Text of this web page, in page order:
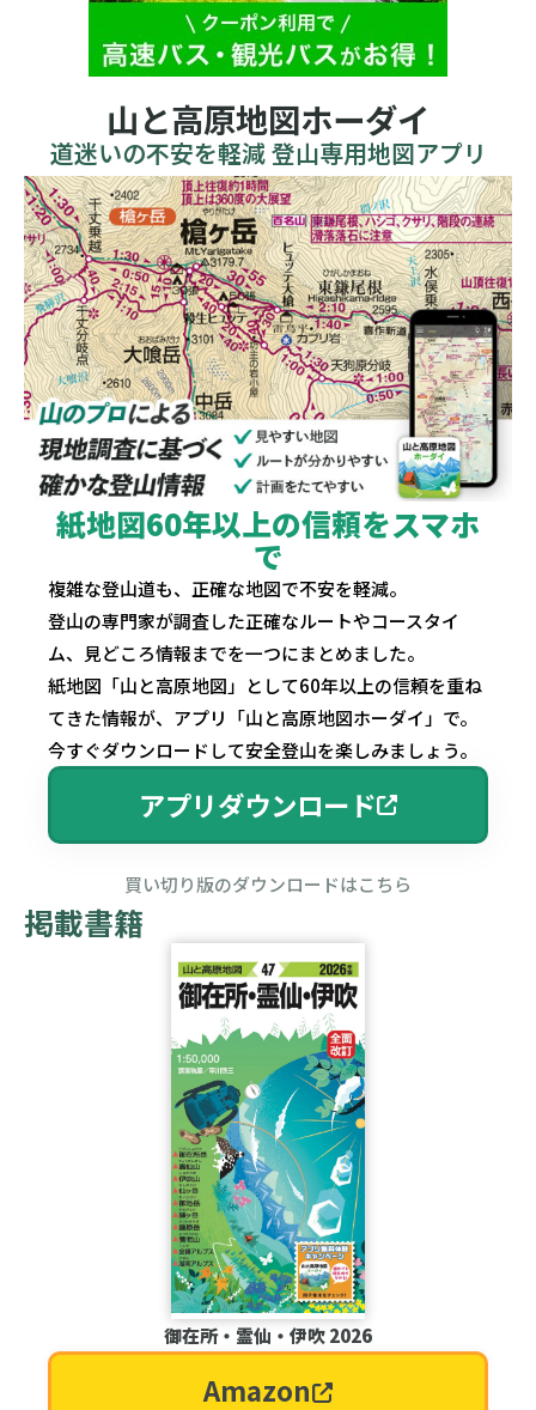
山と高原地図ホーダイ
道迷いの不安を軽減 登山専用地図アプリ
紙地図60年以上の信頼をスマホ
で
複雑な登山道も、正確な地図で不安を軽減。
登山の専門家が調査した正確なルートやコースタイ
ム、見どころ情報までを一つにまとめました。
紙地図「山と高原地図」として60年以上の信頼を重ね
てきた情報が、アプリ「山と高原地図ホーダイ」で。
今すぐダウンロードして安全登山を楽しみましょう。
アプリダウンロード
買い切り版のダウンロードはこちら
掲載書籍
御在所・霊仙・伊吹 2026
Amazon